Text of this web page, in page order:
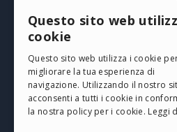
I miei post
I miei Download
Spazio Web
I miei Crediti
Questo sito web
cookie
Questo sito web utilizza i cookie
migliorare la tua esperienza di
navigazione. Utilizzando il nostro
acconsenti a tutti i cookie in
la nostra policy per i cookie. Leggi